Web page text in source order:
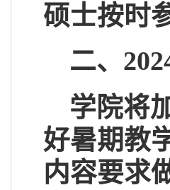
硕士按时
二、 202
学院将
好暑期教
内容要求